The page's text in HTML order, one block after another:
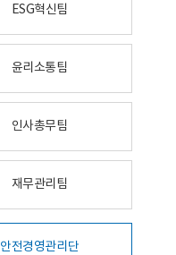
ESG혁신팀
윤리소통팀
인사총무팀
재무관리팀
안전경영관리단